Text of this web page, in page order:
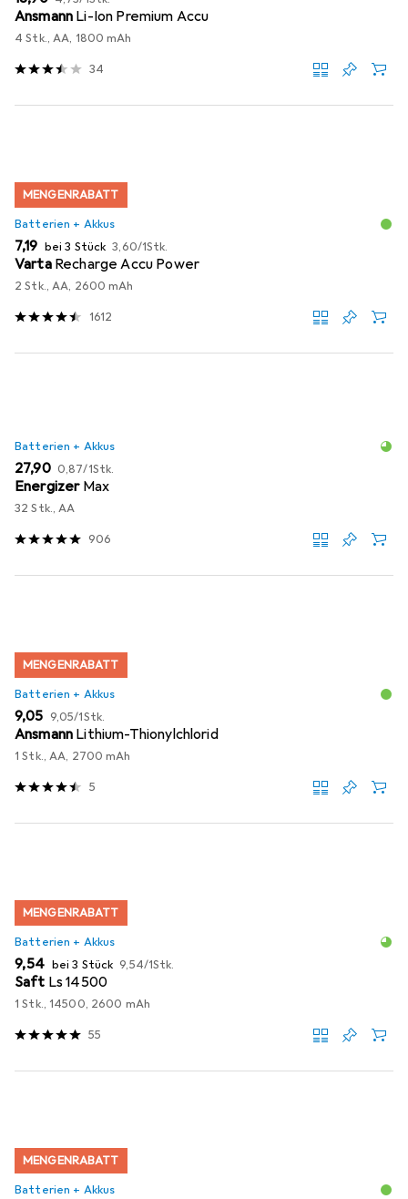
Ansmann Li-Ion Premium Accu
4 Stk., AA, 1800 mAh
34
MENGENRABATT
Batterien + Akkus
EUR
7,19 bei 3 Stück EUR
3,60/1Stk.
Varta Recharge Accu Power
2 Stk., AA, 2600 mAh
1612
Batterien + Akkus
EUR
27,90 EUR
0,87/1Stk.
Energizer Max
32 Stk., AA
906
MENGENRABATT
Batterien + Akkus
EUR
9,05 EUR
9,05/1Stk.
Ansmann Lithium-Thionylchlorid
1 Stk., AA, 2700 mAh
5
MENGENRABATT
Batterien + Akkus
EUR
9,54 bei 3 Stück EUR
9,54/1Stk.
Saft Ls 14500
1 Stk., 14500, 2600 mAh
55
MENGENRABATT
Batterien + Akkus